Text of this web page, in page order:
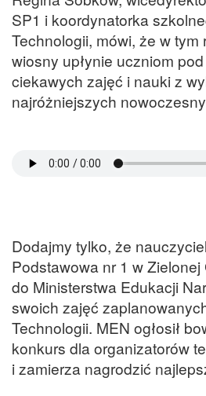
SP1 i koordynatorka
Technologii, mówi, że w
wiosny upłynie uczniom
ciekawych zajęć i nauki z
najróżniejszych
Dodajmy tylko, że
Podstawowa nr 1 w Zielonej
do Ministerstwa Edukacji
swoich zajęć
Technologii. MEN ogłosił
konkurs dla organizatorów
i zamierza nagrodzić